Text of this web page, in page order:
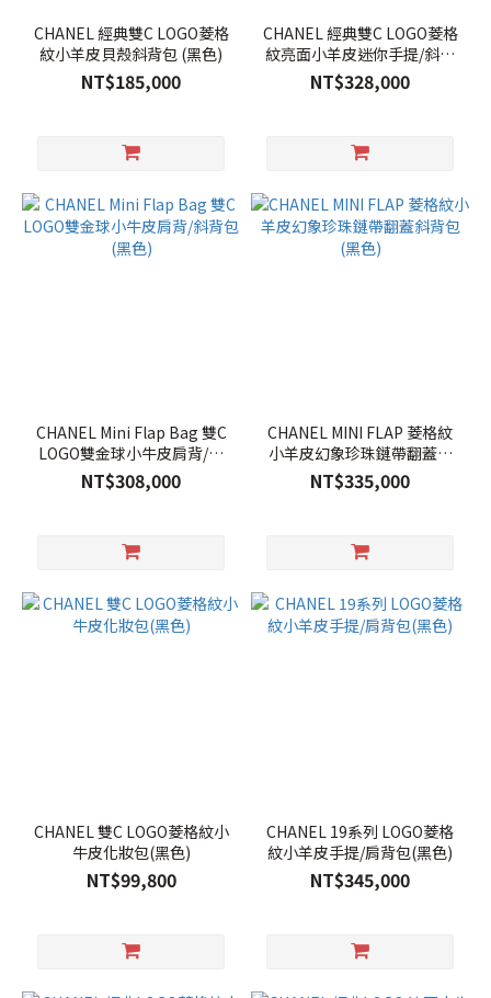
CHANEL 經典雙C LOGO菱格
紋小羊皮貝殼斜背包 (黑色)
NT$185,000
CHANEL 經典雙C LOGO菱格
紋亮面小羊皮迷你手提/斜背
包 (黑色)
NT$328,000
CHANEL Mini Flap Bag 雙C
LOGO雙金球小牛皮肩背/斜
背包(黑色)
NT$308,000
CHANEL MINI FLAP 菱格紋
小羊皮幻象珍珠鏈帶翻蓋斜
背包(黑色)
NT$335,000
CHANEL 雙C LOGO菱格紋小
牛皮化妝包(黑色)
NT$99,800
CHANEL 19系列 LOGO菱格
紋小羊皮手提/肩背包(黑色)
NT$345,000